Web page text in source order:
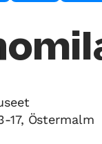
17, Östermalm